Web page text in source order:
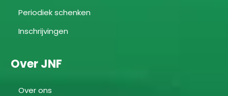
Periodiek schenken
Inschrijvingen
Over JNF
Over ons